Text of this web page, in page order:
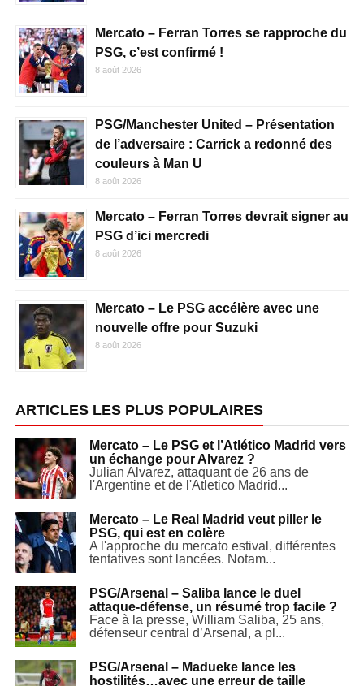
Mercato – Ferran Torres se rapproche du
PSG, c’est confirmé !
8 août 2026
PSG/Manchester United – Présentation
de l’adversaire : Carrick a redonné des
couleurs à Man U
8 août 2026
Mercato – Ferran Torres devrait signer au
PSG d’ici mercredi
8 août 2026
Mercato – Le PSG accélère avec une
nouvelle offre pour Suzuki
8 août 2026
ARTICLES LES PLUS POPULAIRES
Mercato – Le PSG et l’Atlético Madrid vers
un échange pour Alvarez ?
Julian Alvarez, attaquant de 26 ans de
l'Argentine et de l'Atletico Madrid...
Mercato – Le Real Madrid veut piller le
PSG, qui est en colère
A l'approche du mercato estival, différentes
tentatives sont lancées. Notam...
PSG/Arsenal – Saliba lance le duel
attaque-défense, un résumé trop facile ?
Face à la presse, William Saliba, 25 ans,
défenseur central d’Arsenal, a pl...
PSG/Arsenal – Madueke lance les
hostilités…avec une erreur de taille